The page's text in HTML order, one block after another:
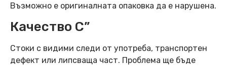
Възможно е оригиналната опаковка да е нарушена.
Качество C”
Стоки с видими следи от употреба, транспортен
дефект или липсваща част. Проблема ще бъде